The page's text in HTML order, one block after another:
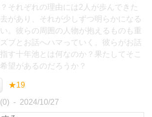
それぞれの理由には2人が歩んできた
があり、それが少しずつ明らかになる
。彼らの周囲の人物が抱えるものも重
ブとお話へハマっていく。彼らがお話
す十年池とは何なのか？果たしてそこ
望があるのだろうか？
★19
2024/10/27